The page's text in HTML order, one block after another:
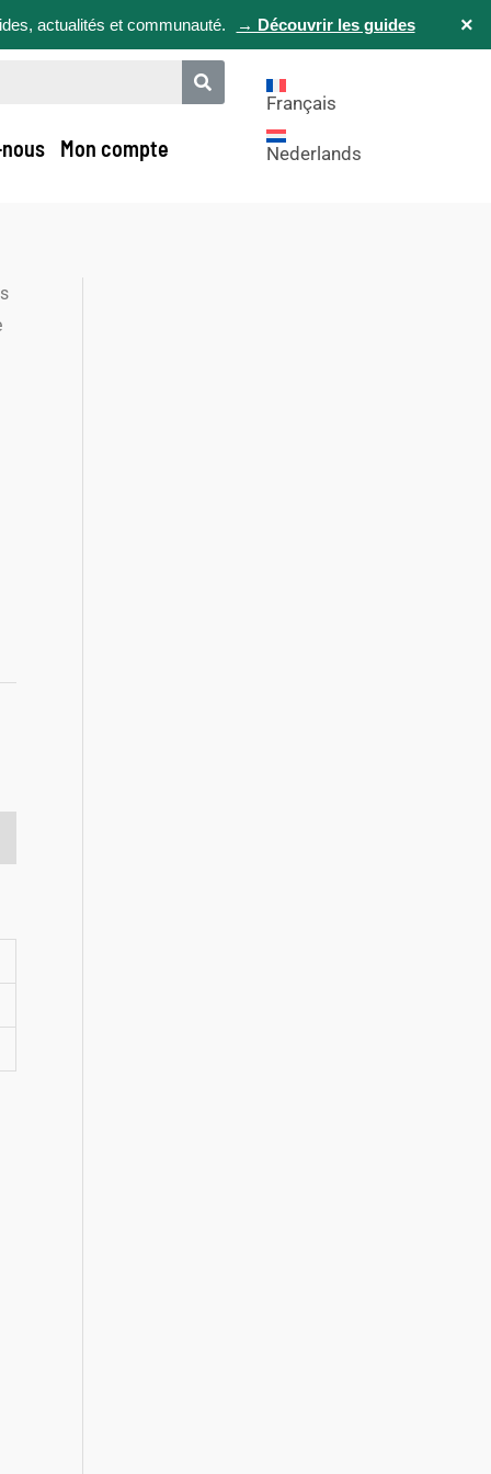
actualités et communauté. → Découvrir les guides ×
Mon compte
Français
Nederlands